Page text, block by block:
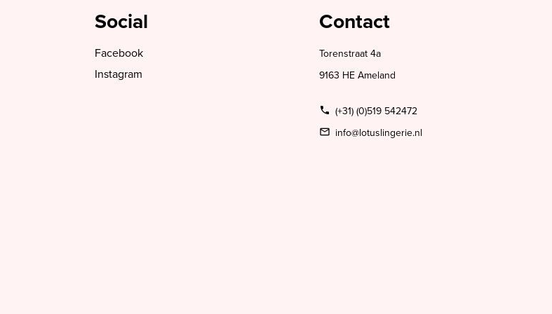
Social
Facebook
Instagram
Contact
Torenstraat 4a
9163 HE Ameland
(+31) (0)519 542472
info@lotuslingerie.nl